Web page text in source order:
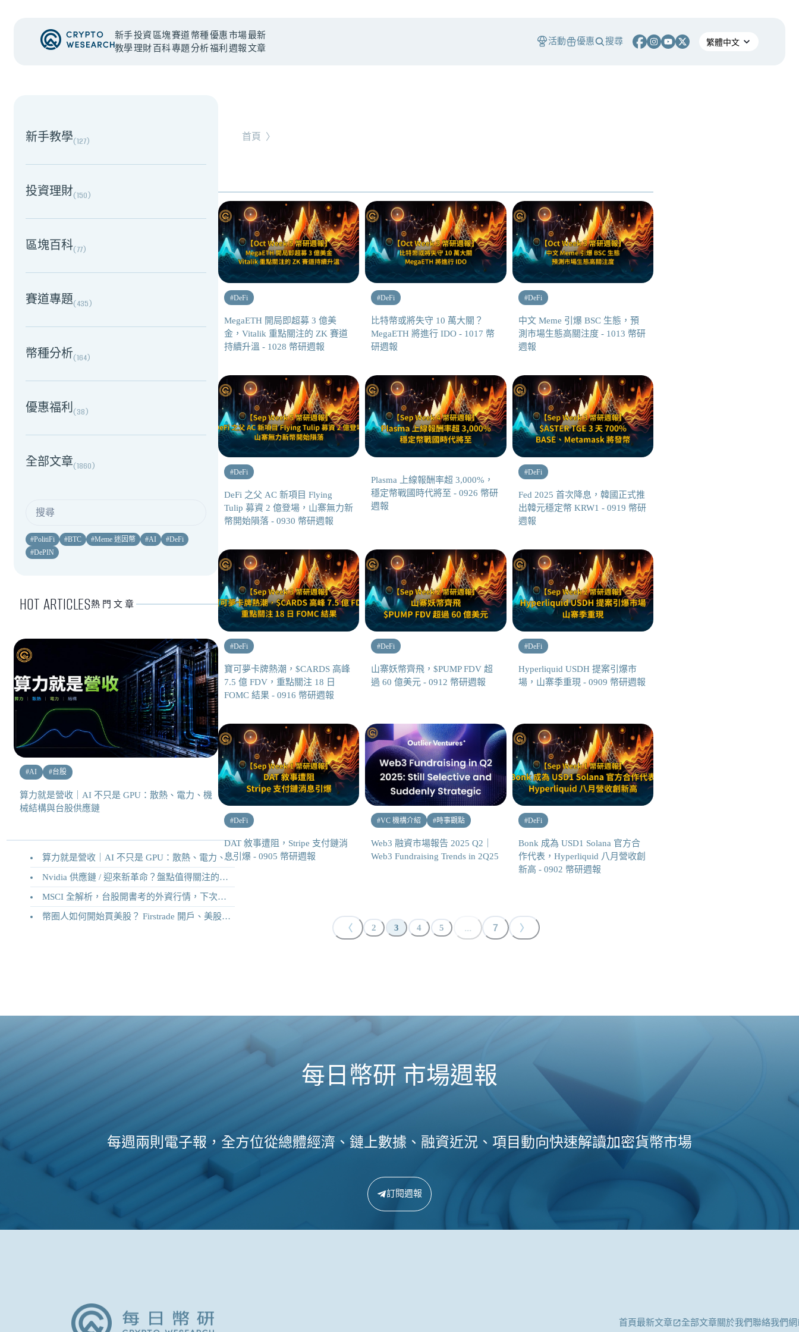
新手
教學
投資
理財
區塊
百科
賽道
專題
幣種
分析
優惠
福利
市場
週報
最新
文章
活動 優惠 搜尋
NEW EVENT
NEW EVENT
新手教學(127)
投資理財(150)
區塊百科(77)
賽道專題(435)
幣種分析(164)
優惠福利(38)
全部文章(1860)
#PolitiFi #BTC #Meme 迷因幣 #AI #DeFi
#DePIN
HOT ARTICLES熱門文章
#AI #台股
算力就是營收｜AI 不只是 GPU：散熱、電力、機
械結構與台股供應鏈
算力就是營收｜AI 不只是 GPU：散熱、電力、機械結構與台股供應鏈
Nvidia 供應鏈 / 迎來新革命？盤點值得關注的二十家供應鏈企業
MSCI 全解析，台股開書考的外資行情，下次調整你準備好了嗎？
幣圈人如何開始買美股？ Firstrade 開戶、美股交易機制完整教學
首頁 〉
#DeFi
MegaETH 開局即超募 3 億美
金，Vitalik 重點關注的 ZK 賽道
持續升溫 - 1028 幣研週報
#DeFi
比特幣或將失守 10 萬大關？
MegaETH 將進行 IDO - 1017 幣
研週報
#DeFi
中文 Meme 引爆 BSC 生態，預
測市場生態高關注度 - 1013 幣研
週報
#DeFi
DeFi 之父 AC 新項目 Flying
Tulip 募資 2 億登場，山寨無力新
幣開始隕落 - 0930 幣研週報
Plasma 上線報酬率超 3,000%，
穩定幣戰國時代將至 - 0926 幣研
週報
#DeFi
Fed 2025 首次降息，韓國正式推
出韓元穩定幣 KRW1 - 0919 幣研
週報
#DeFi
寶可夢卡牌熱潮，$CARDS 高峰
7.5 億 FDV，重點關注 18 日
FOMC 結果 - 0916 幣研週報
#DeFi
山寨妖幣齊飛，$PUMP FDV 超
過 60 億美元 - 0912 幣研週報
#DeFi
Hyperliquid USDH 提案引爆市
場，山寨季重現 - 0909 幣研週報
#DeFi
DAT 敘事遭阻，Stripe 支付鏈消
息引爆 - 0905 幣研週報
#VC 機構介紹 #時事觀點
Web3 融資市場報告 2025 Q2｜
Web3 Fundraising Trends in 2Q25
#DeFi
Bonk 成為 USD1 Solana 官方合
作代表，Hyperliquid 八月營收創
新高 - 0902 幣研週報
〈 2 3 4 5 ... 7 〉
每日幣研 市場週報
每週兩則電子報，全方位從總體經濟、鏈上數據、融資近況、項目動向快速解讀加密貨幣市場
訂閱週報
首頁最新文章 全部文章關於我們聯絡我們